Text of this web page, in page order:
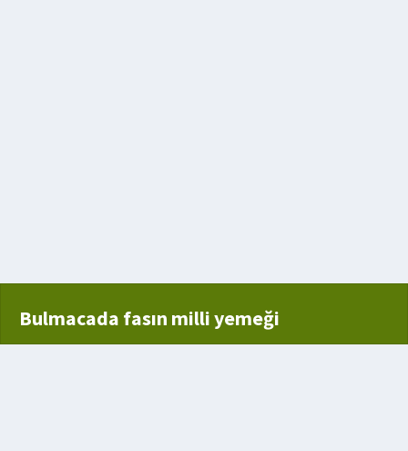
Bulmacada fasın milli yemeği